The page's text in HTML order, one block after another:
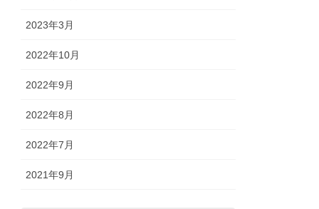
2023年3月
2022年10月
2022年9月
2022年8月
2022年7月
2021年9月